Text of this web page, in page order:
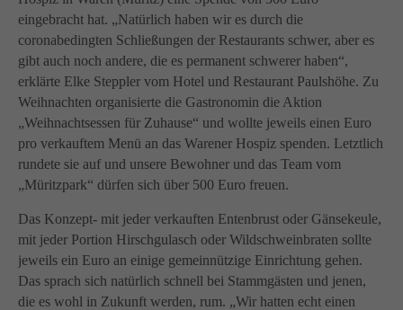
About us
Lorem ipsum dolor sit amet, consectetuer adipiscing
elit.
Aenean commodo ligula eget dolor. Aenean massa.
Cum sociis natoque penatibus et magnis dis parturient
montes, nascetur ridiculus mus. Donec quam felis,
ultricies nec.
eingebracht hat. „Natürlich haben wir es durch die
coronabedingten Schließungen der Restaurants schwer, aber es
gibt auch noch andere, die es permanent schwerer haben“,
erklärte Elke Steppler vom Hotel und Restaurant Paulshöhe. Zu
Weihnachten organisierte die Gastronomin die Aktion
„Weihnachtsessen für Zuhause“ und wollte jeweils einen Euro
pro verkauftem Menü an das Warener Hospiz spenden. Letztlich
rundete sie auf und unsere Bewohner und das Team vom
„Müritzpark“ dürfen sich über 500 Euro freuen.
Das Konzept- mit jeder verkauften Entenbrust oder Gänsekeule,
mit jeder Portion Hirschgulasch oder Wildschweinbraten sollte
jeweils ein Euro an einige gemeinnützige Einrichtung gehen.
Das sprach sich natürlich schnell bei Stammgästen und jenen,
die es wohl in Zukunft werden, rum. „Wir hatten echt einen